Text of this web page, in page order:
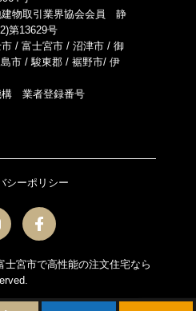
建物取引業界協会会員 静
第13629号
/ 富士宮市 / 沼津市 / 御
市 / 駿東郡 / 裾野市/ 伊
構 業者登録番号
士宮市で高性能の注文住宅なら
シーポリシー